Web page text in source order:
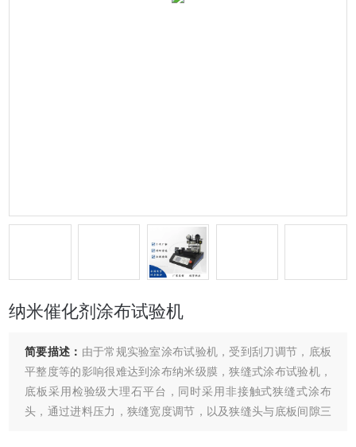
纳米催化剂涂布试验机
简要描述： 由于常规实验室涂布试验机，受到刮刀调节，底板
平整度等的影响很难达到涂布纳米级膜，狭缝式涂布试验机，
底板采用检验级大理石平台，同时采用非接触式狭缝式涂布
头，通过进料压力，狭缝宽度调节，以及狭缝头与底板间隙三